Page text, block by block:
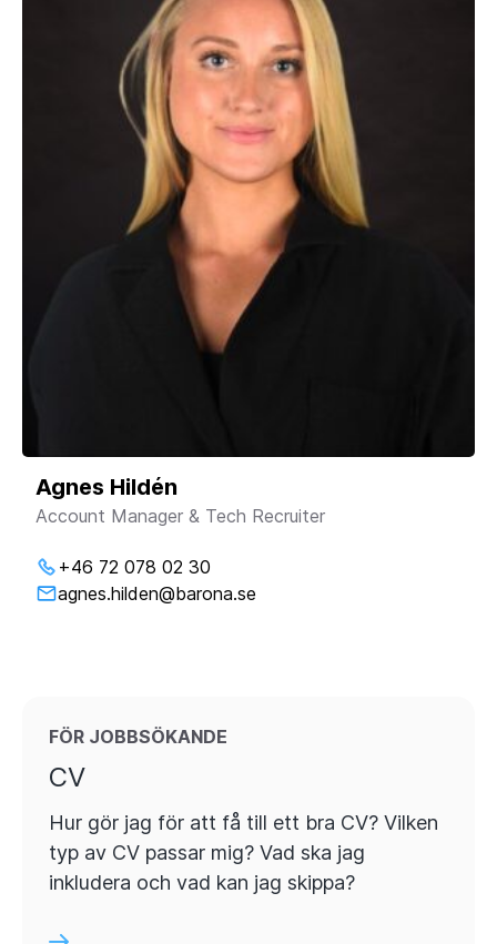
Agnes Hildén
Account Manager & Tech Recruiter
+46 72 078 02 30
agnes.hilden@barona.se
FÖR JOBBSÖKANDE
CV
Hur gör jag för att få till ett bra CV? Vilken
typ av CV passar mig? Vad ska jag
inkludera och vad kan jag skippa?